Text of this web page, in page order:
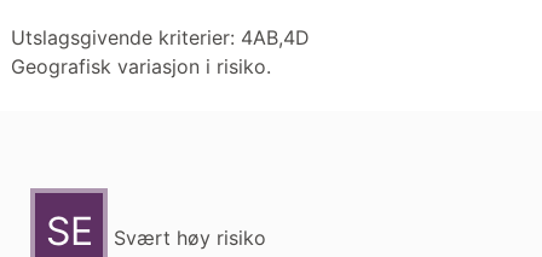
Utslagsgivende kriterier: 4AB,4D
Geografisk variasjon i risiko.
SE Svært høy risiko